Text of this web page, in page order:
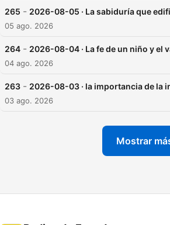
265 - 2026-08-05 · La sabiduría que
05 ago. 2026
264 - 2026-08-04 · La fe de un niño y el
04 ago. 2026
263 - 2026-08-03 · la importancia de la
03 ago. 2026
Mostrar